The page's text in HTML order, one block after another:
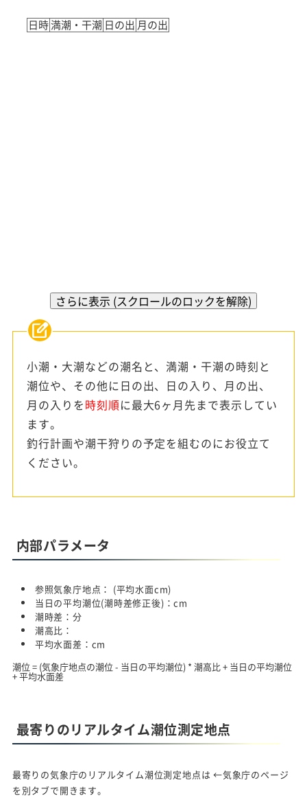
日時満潮・干潮 日の出 月の出
さらに表示 (スクロールのロックを解除)
小潮・大潮などの潮名と、満潮・干潮の時刻と
潮位や、その他に日の出、日の入り、月の出、
月の入りを時刻順に最大6ヶ月先まで表示してい
ます。
釣行計画や潮干狩りの予定を組むのにお役立て
ください。
内部パラメータ
参照気象庁地点： (平均水面cm)
当日の平均潮位(潮時差修正後)：cm
潮時差：分
潮高比：
平均水面差： cm
潮位 = (気象庁地点の潮位 - 当日の平均潮位) * 潮高比 + 当日の平均潮位
+ 平均水面差
最寄りのリアルタイム潮位測定地点
最寄りの気象庁のリアルタイム潮位測定地点は ←気象庁のページ
を別タブで開きます。